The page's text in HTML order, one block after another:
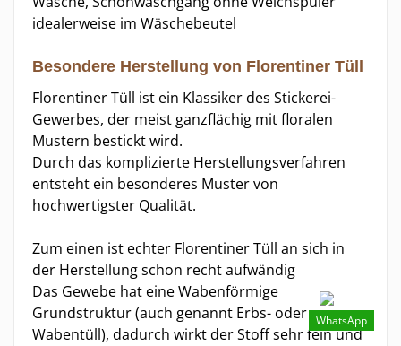
idealerweise im Wäschebeutel
Besondere Herstellung von Florentiner Tüll
Florentiner Tüll ist ein Klassiker des Stickerei-
Gewerbes, der meist ganzflächig mit floralen
Mustern bestickt wird.
Durch das komplizierte Herstellungsverfahren
entsteht ein besonderes Muster von
hochwertigster Qualität.
Zum einen ist echter Florentiner Tüll an sich in
der Herstellung schon recht aufwändig
Das Gewebe hat eine Wabenförmige
Grundstruktur (auch genannt Erbs- oder
Wabentüll), dadurch wirkt der Stoff sehr fein und
WhatsApp